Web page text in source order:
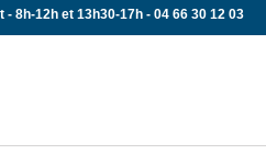
8h-12h et 13h30-17h - 04 66 30 12 03